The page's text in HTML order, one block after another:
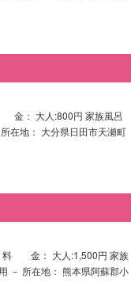
金： 大人:800円 家族風呂
在地： 大分県日田市天瀬町
料 金： 大人:1,500円 家族
－ 所在地： 熊本県阿蘇郡小